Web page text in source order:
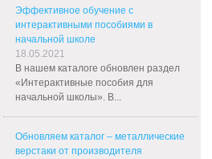
Эффективное обучение с
интерактивными пособиями в
начальной школе
18.05.2021
В нашем каталоге обновлен раздел
«Интерактивные пособия для
начальной школы». В...
Обновляем каталог – металлические
верстаки от производителя